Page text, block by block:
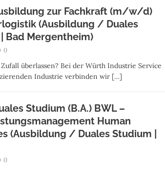
zur Fachkraft (m/w/d)
(Ausbildung / Duales
Bad Mergentheim)
0
überlassen? Bei der Würth Industrie Service
Industrie verbinden wir […]
Studium (B.A.) BWL –
Human
(Ausbildung / Duales Studium |
0